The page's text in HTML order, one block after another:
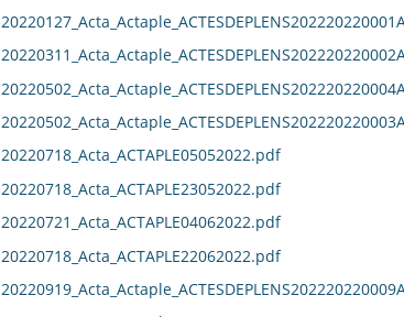
20220718_Acta_ACTAPLE05052022.pdf
20220718_Acta_ACTAPLE23052022.pdf
20220721_Acta_ACTAPLE04062022.pdf
20220718_Acta_ACTAPLE22062022.pdf